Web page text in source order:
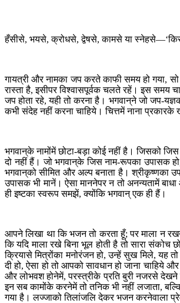
हँसीसे, भयसे, क्रोधसे, द्वेषसे, कामसे या
गायत्री और नामका जप करते काफी समय हो गया,
रास्ता है, इसीपर विश्वासपूर्वक चलते रहें। इस
जप होता रहे, यही तो करना है। भगवान‍्ने जो जप-
कभी संदेह नहीं करना चाहिये। चित्तमें नाना प्रकारके
भगवान‍्के नामोंमें छोटा-बड़ा कोई नहीं है। जिसको
दो नहीं हैं। जो भगवान‍्के जिस नाम-रूपका उपासक
भगवान‍्को सीमित और अल्प बनाता है। श्रीकृष्णका
उपासक भी मानें। ऐसा माननेपर न तो अनन्यतामें
ही इष्टका स्वरूप समझें, क्योंकि भगवान् एक ही हैं।
आपने लिखा था कि भजन तो करता हूँ; पर माला न
कि यदि माला रखे बिना भूल होती है तो सारा
क्रियासे मित्रोंका मनोरंजन हो, उन्हें सुख मिले, यह
दी हो, ऐसा हो तो आपको सावधान हो जाना चाहिये
और लोभवश होनेमें, परस्त्रीके प्रति बुरी नजरसे
इन सब कामोंके करनेमें तो तनिक भी नहीं लजाता,
गया है। लज्जाको तिलांजलि देकर भजन करनेवाला